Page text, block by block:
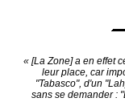
« [La Zone] a en effet
leur place, car
"Tabasco", d'un
sans se demander :